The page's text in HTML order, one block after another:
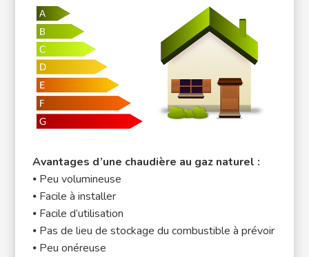
Avantages d’une chaudière au gaz naturel :
⦁ Peu volumineuse
⦁ Facile à installer
⦁ Facile d’utilisation
⦁ Pas de lieu de stockage du combustible à prévoir
⦁ Peu onéreuse